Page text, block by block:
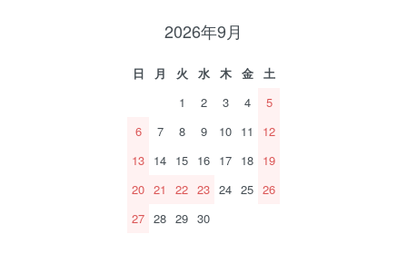
2026年9月
日 月 火 水 木 金
土
1
2 3 4
5
6
7 8 9 10 11
12
13 14 15 16 17 18 19
20 21 22 23 24 25 26
27 28 29 30